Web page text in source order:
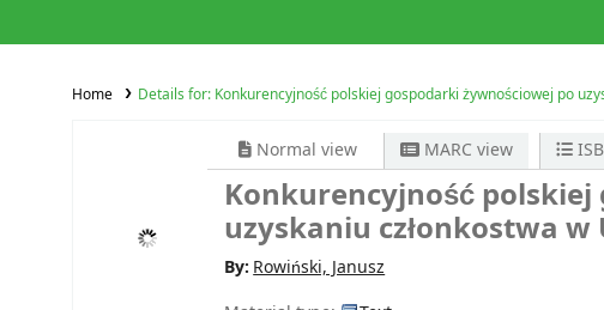
Home Details for: Konkurencyjność polskiej gospodarki żywnościowej po
Normal view MARC view
Konkurencyjność
uzyskaniu członkostwa
By:Rowiński, Janusz